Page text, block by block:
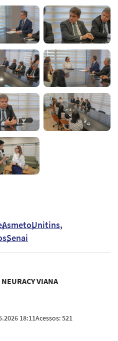
AsmetoUnitins
Senai
NEURACY VIANA
18:11Acessos:521